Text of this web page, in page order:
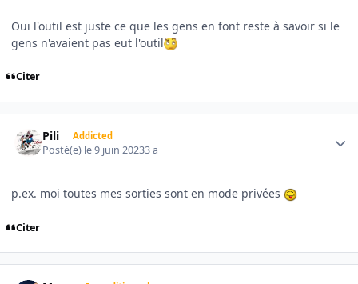
Oui l'outil est juste ce que les gens en font reste à savoir si le
gens n'avaient pas eut l'outil
Citer
Pili Addicted
Posté(e) le 9 juin 20233 a
p.ex. moi toutes mes sorties sont en mode privées
Citer